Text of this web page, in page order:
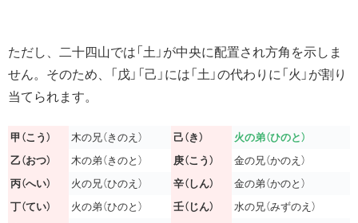
ただし、二十四山では「土」が中央に配置され方角を示しま
せん。そのため、「戊」「己」には「土」の代わりに「火」が割り
当てられます。
甲（こう） 木の兄（きのえ） 己（き）
火の弟（ひのと）
乙（おつ）
木の弟（きのと） 庚（こう）
金の兄（かのえ）
丙（へい）
火の兄（ひのえ） 辛（しん）
金の弟（かのと）
丁（てい）
火の弟（ひのと） 壬（じん）
水の兄（みずのえ）